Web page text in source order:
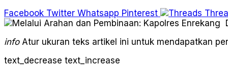
Facebook Twitter Whatsapp Pinterest
infoAtur ukuran teks artikel ini untuk mendapatkan
text_decrease text_increase